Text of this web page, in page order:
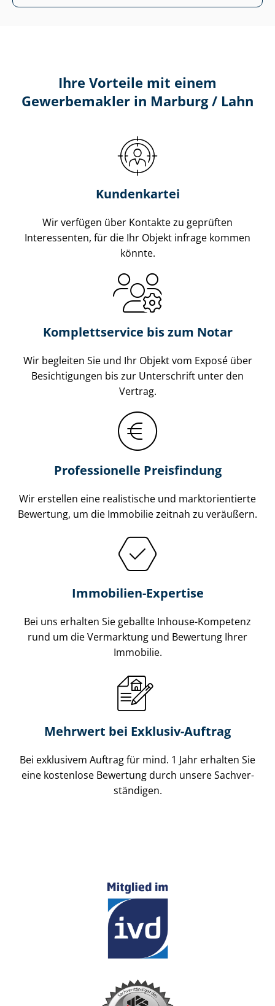
Ihre Vorteile mit einem
Gewerbemakler in Marburg / Lahn
Kundenkartei
Wir verfügen über Kontakte zu geprüften
Interessenten, für die Ihr Objekt infrage kommen
könnte.
Komplettservice bis zum Notar
Wir begleiten Sie und Ihr Objekt vom Exposé über
Besichtigungen bis zur Unterschrift unter den
Vertrag.
Professionelle Preisfindung
Wir erstellen eine realistische und markt­ori­en­tier­te
Bewertung, um die Immobilie zeitnah zu veräußern.
Immobilien-Expertise
Bei uns erhalten Sie geballte Inhouse-Kompetenz
rund um die Vermarktung und Bewertung Ihrer
Immobilie.
Mehrwert bei Exklusiv-Auftrag
Bei exklusivem Auftrag für mind. 1 Jahr erhalten Sie
eine kostenlose Bewertung durch unsere Sach­ver­
stän­di­gen.